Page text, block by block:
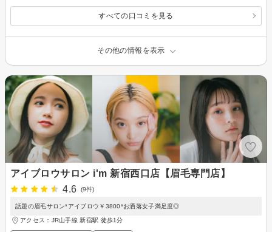
すべての口コミを見る
その他の情報を表示
アイブロウサロン i'm 新宿西口店【眉毛専門店】
4.6
(9件)
話題の眉毛サロン*アイブロウ￥3800*お洒落女子満足度◎
アクセス：JR山手線 新宿駅 徒歩1分